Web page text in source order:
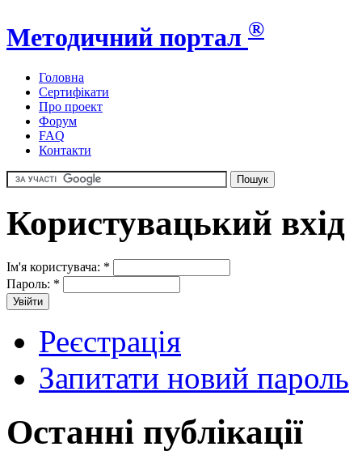
Методичний портал ®
Головна
Сертифікати
Про проект
Форум
FAQ
Контакти
Користувацький вхід
Ім'я користувача: *
Пароль: *
Реєстрація
Запитати новий пароль
Останні публікації